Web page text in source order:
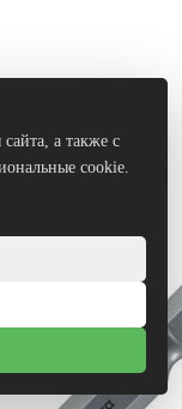
а также с
cookie.